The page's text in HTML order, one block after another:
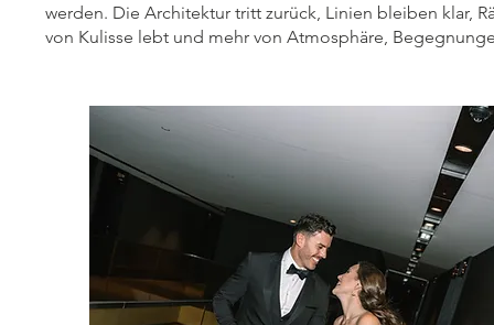
werden. Die Architektur tritt zurück, Linien bleiben klar,
von Kulisse lebt und mehr von Atmosphäre,